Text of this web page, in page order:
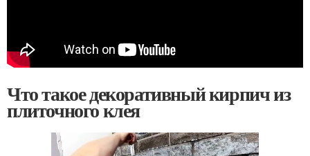
Что такое декоративный кирпич из
плиточного клея